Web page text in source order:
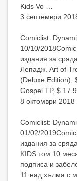
Kids Vo …
3 септември
Comiclist:
10/10/
издания за
Лепадж. Art of
(Deluxe Edition),
Gospel TP, $
8 октомври 2018
Comiclist:
01/02/
издания за
KIDS том 10
подписа и
11 над хълма с